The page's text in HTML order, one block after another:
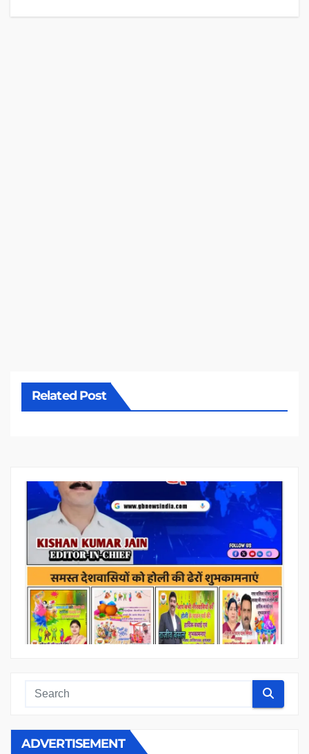
Related Post
ADVERTISEMENT